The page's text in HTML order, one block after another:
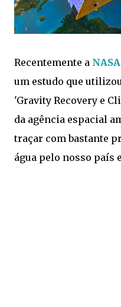
Recentemente a NASA
um estudo que
'Gravity Recovery e
da agência espacial
traçar com bastante
água pelo nosso país